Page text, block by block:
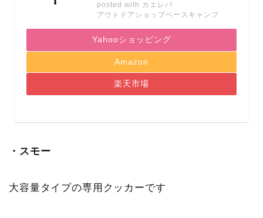
posted with カエレバ
アウトドアショップベースキャンプ
Yahooショッピング
Amazon
楽天市場
・スモー
大容量タイプの専用クッカーです